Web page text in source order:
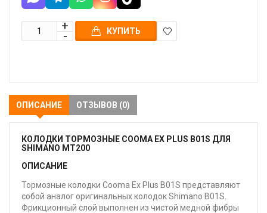
КУПИТЬ
ОПИСАНИЕ ОТЗЫВОВ (0)
КОЛОДКИ ТОРМОЗНЫЕ COOMA EX PLUS B01S ДЛЯ
SHIMANO MT200
ОПИСАНИЕ
Тормозные колодки Cooma Ex Plus B01S представляют
собой аналог оригинальных колодок Shimano B01S.
Фрикционный слой выполнен из чистой медной фибры